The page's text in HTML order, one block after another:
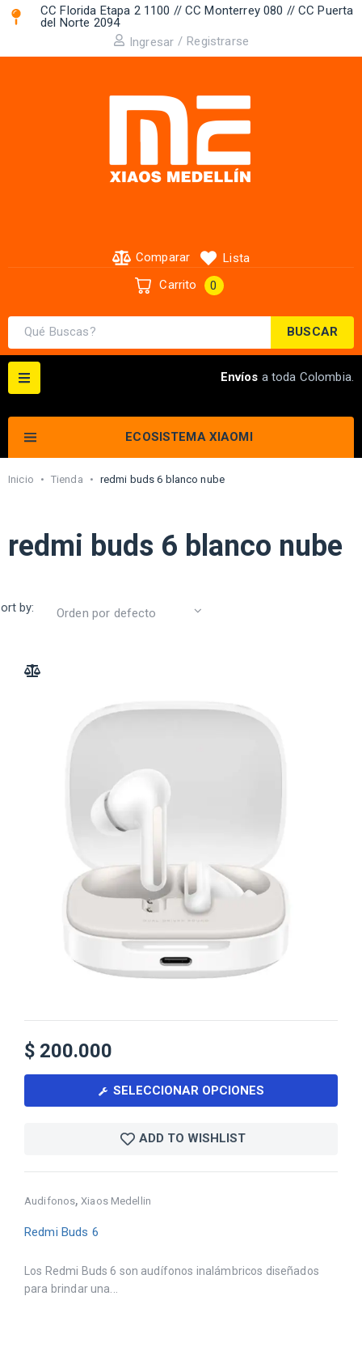
CC Florida Etapa 2 1100 // CC Monterrey 080 // CC Puerta
del Norte 2094 ​
Ingresar / Registrarse
BUSCAR
Comparar
Lista
Carrito
0
ECOSISTEMA XIAOMI
Envíos a toda Colombia.
Inicio • Tienda • redmi buds 6 blanco nube
redmi buds 6 blanco nube
by:
Audifonos,Xiaos Medellin
Redmi Buds 6
Los Redmi Buds 6 son audífonos inalámbricos diseñados
para brindar una...
$ 200.000
SELECCIONAR OPCIONES
ADD TO WISHLIST